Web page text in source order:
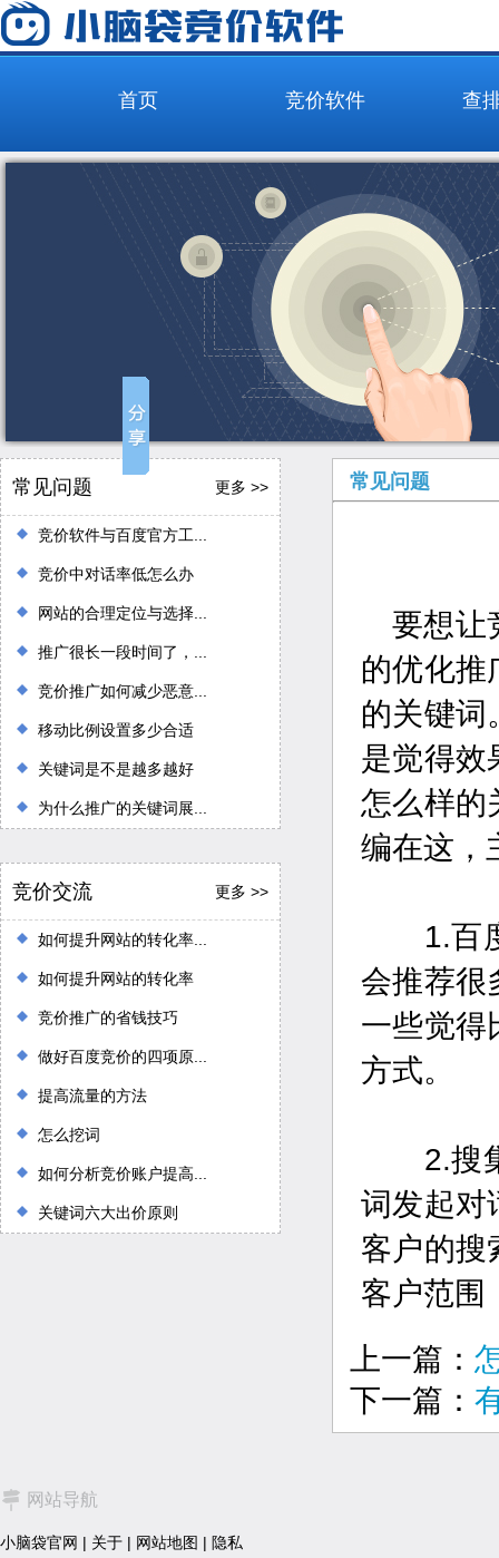
首页 竞价软件 查
常见问题 更多 >>
竞价软件与百度官方工...
竞价中对话率低怎么办
网站的合理定位与选择...
推广很长一段时间了，...
竞价推广如何减少恶意...
移动比例设置多少合适
关键词是不是越多越好
为什么推广的关键词展...
竞价交流 更多 >>
如何提升网站的转化率...
如何提升网站的转化率
竞价推广的省钱技巧
做好百度竞价的四项原...
提高流量的方法
怎么挖词
如何分析竞价账户提高...
关键词六大出价原则
常见问题
要想让
的优化推
的关键词
是觉得效
怎么样的
编在这，
1.百度
会推荐很
一些觉得
方式。
2.搜集
词发起对
客户的搜
客户范围
上一篇：
下一篇：
网站导航
小脑袋官网 | 关于 | 网站地图 | 隐私